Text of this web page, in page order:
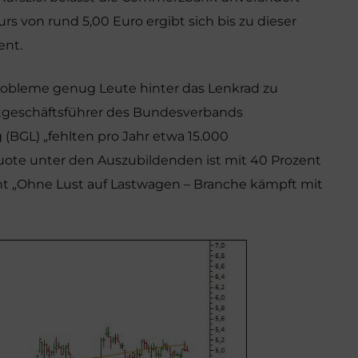
von rund 5,00 Euro ergibt sich bis zu dieser
genug Leute hinter das Lenkrad zu
des Bundesverbands
„fehlten pro Jahr etwa 15.000
unter den Auszubildenden ist mit 40 Prozent
Lust auf Lastwagen – Branche kämpft mit